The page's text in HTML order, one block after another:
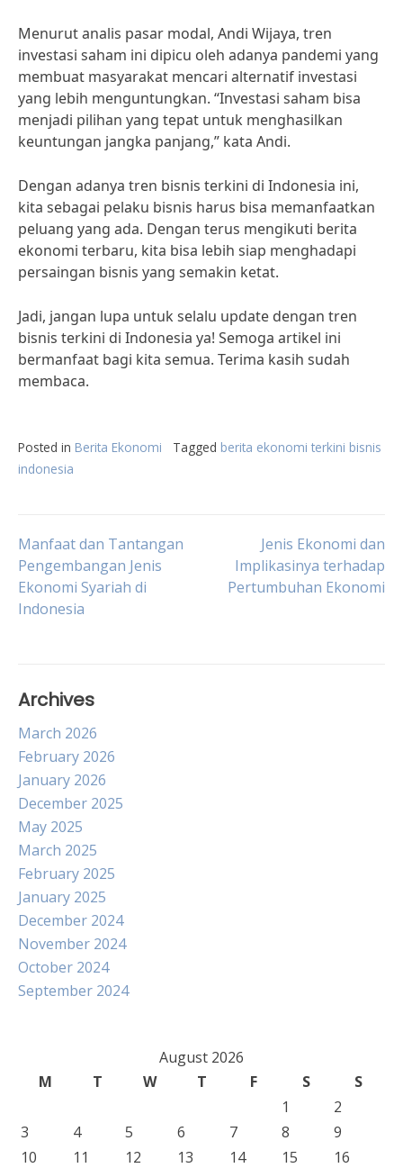
Menurut analis pasar modal, Andi Wijaya, tren
investasi saham ini dipicu oleh adanya pandemi yang
membuat masyarakat mencari alternatif investasi
yang lebih menguntungkan. “Investasi saham bisa
menjadi pilihan yang tepat untuk menghasilkan
keuntungan jangka panjang,” kata Andi.
Dengan adanya tren bisnis terkini di Indonesia ini,
kita sebagai pelaku bisnis harus bisa memanfaatkan
peluang yang ada. Dengan terus mengikuti berita
ekonomi terbaru, kita bisa lebih siap menghadapi
persaingan bisnis yang semakin ketat.
Jadi, jangan lupa untuk selalu update dengan tren
bisnis terkini di Indonesia ya! Semoga artikel ini
bermanfaat bagi kita semua. Terima kasih sudah
membaca.
Posted in Berita Ekonomi Tagged berita ekonomi terkini bisnis
indonesia
Post
navigation
Manfaat dan Tantangan
Pengembangan Jenis
Ekonomi Syariah di
Indonesia
Jenis Ekonomi dan
Implikasinya terhadap
Pertumbuhan Ekonomi
Archives
March 2026
February 2026
January 2026
December 2025
May 2025
March 2025
February 2025
January 2025
December 2024
November 2024
October 2024
September 2024
August 2026
M
T W T F S
S
1
2
3
4 5 6 7 8
9
10
11 12 13 14 15
16